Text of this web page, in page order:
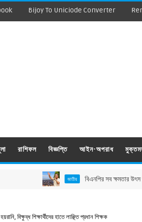
Bijoy To Uniciode Converter
রাশিফল বিজ্ঞপ্তি আইন-অপরাধ
জাতীয় বিএনপির সব ক্ষমতার উৎস জনগণ, সমর্থন
বিক্ষুব্ধ শিক্ষার্থীদের হাতে লাঞ্ছিত প্রধান শিক্ষক